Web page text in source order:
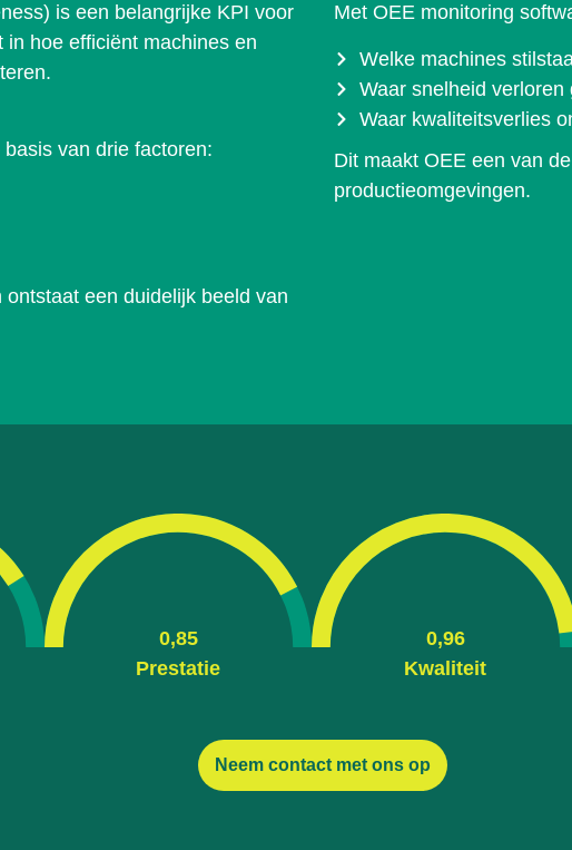
is een belangrijke KPI voor
hoe efficiënt machines en
van drie factoren:
een duidelijk beeld van
Met OEE monitoring
Welke machines
Waar snelheid verloren
Waar kwaliteitsverlies
Dit maakt OEE een van
productieomgevingen.
0,85
Prestatie
0,96
Kwaliteit
Neem contact met ons op